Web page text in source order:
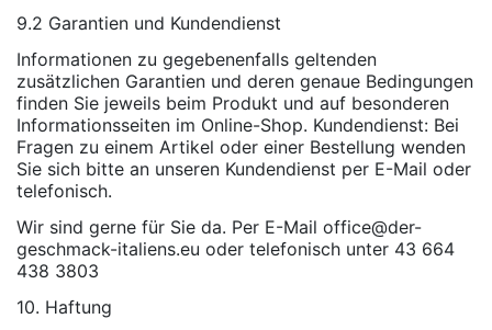
9.2 Garantien und Kundendienst
Informationen zu gegebenenfalls geltenden
zusätzlichen Garantien und deren genaue Bedingungen
finden Sie jeweils beim Produkt und auf besonderen
Informationsseiten im Online-Shop. Kundendienst: Bei
Fragen zu einem Artikel oder einer Bestellung wenden
Sie sich bitte an unseren Kundendienst per E-Mail oder
telefonisch.
Wir sind gerne für Sie da. Per E-Mail office@der-
geschmack-italiens.eu oder telefonisch unter 43 664
438 3803
10. Haftung